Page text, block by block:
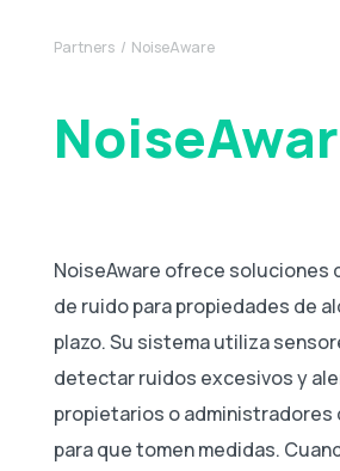
Partners NoiseAware
NoiseAware ofrece soluciones
de ruido para propiedades de
plazo. Su sistema utiliza
detectar ruidos excesivos y
propietarios o administradores
para que tomen medidas.